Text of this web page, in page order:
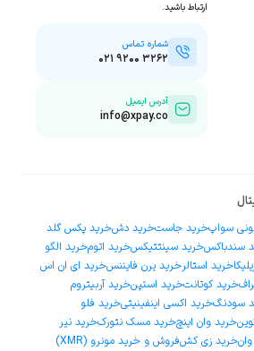
ارتباط باشید.
شماره تماس
۰۲۱ ۹۲۰۰ ۳۲۶۲
آدرس ایمیل
info@xpay.co
سواپخرید جاستخرید دشخرید پکس گلد
سندباکسخرید سینتتیکسخرید اتومخرید الگو
خرید استالرخرید یرن فایننسخرید ای ان اس
خرید کوتانتخرید استپنخرید آربیتروم
سودنگخرید اکسی اینفینیتیخرید فلو
خرید وان اینچخرید مسک نتورکخرید نیر
خرید زی کشفروش و خرید مونرو (XMR)